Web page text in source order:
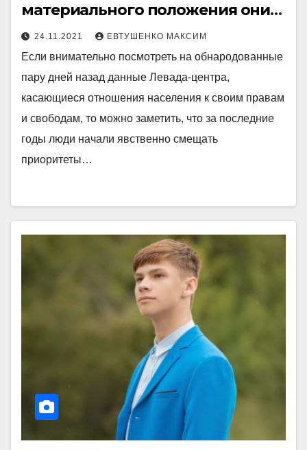
материального положения они
не добьются
24.11.2021 ЕВТУШЕНКО МАКСИМ
Если внимательно посмотреть на обнародованные
пару дней назад данные Левада-центра,
касающиеся отношения населения к своим правам
и свободам, то можно заметить, что за последние
годы люди начали явственно смещать
приоритеты…